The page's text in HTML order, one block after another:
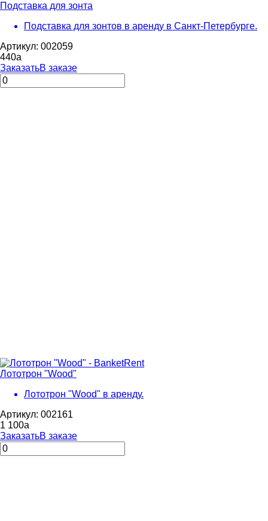
Подставка для зонта
Подставка для зонтов в аренду в Санкт-Петербурге.
Артикул: 002059
440a
ЗаказатьВ заказе
Лототрон "Wood"
Лототрон "Wood" в аренду.
Артикул: 002161
1 100a
ЗаказатьВ заказе